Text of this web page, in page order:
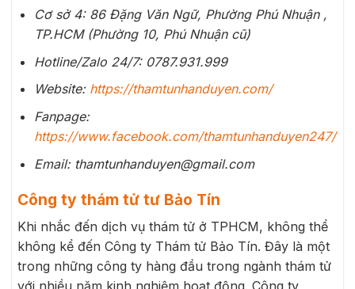
Cơ sở 4: 86 Đặng Văn Ngữ, Phường Phú Nhuận ,
TP.HCM (Phường 10, Phú Nhuận cũ)
Hotline/Zalo 24/7: 0787.931.999
Website: https://thamtunhanduyen.com/
Fanpage:
https://www.facebook.com/thamtunhanduyen247/
Email: thamtunhanduyen@gmail.com
Công ty thám tử tư Bảo Tín
Khi nhắc đến dịch vụ thám tử ở TPHCM, không thể
không kể đến Công ty Thám tử Bảo Tín. Đây là một
trong những công ty hàng đầu trong ngành thám tử
với nhiều năm kinh nghiệm hoạt động. Công ty